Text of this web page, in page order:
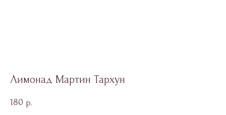
Лимонад Мартин Тархун
180 р.